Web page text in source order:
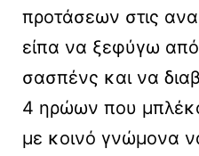
προτάσεων στις
είπα να ξεφύγω από
σασπένς και να
4 ηρώων που
με κοινό γνώμονα